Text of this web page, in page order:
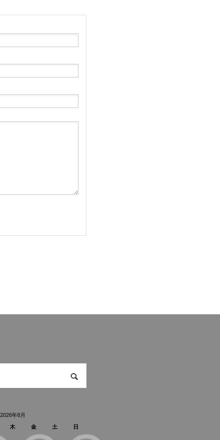
2026年8月
木 金 土 日